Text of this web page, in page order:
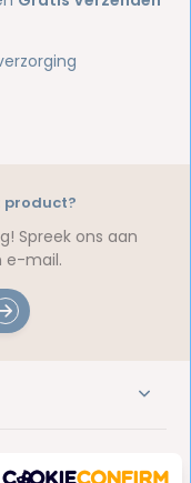
product?
Spreek ons aan
e-mail.